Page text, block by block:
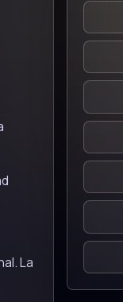
La